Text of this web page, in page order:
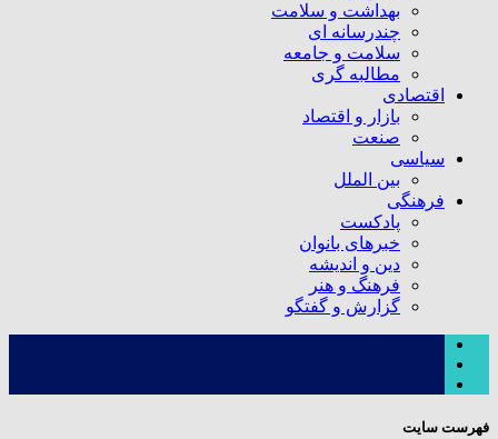
بهداشت و سلامت
چندرسانه ای
سلامت و جامعه
مطالبه گری
اقتصادی
بازار و اقتصاد
صنعت
سیاسی
بین الملل
فرهنگی
پادکست
خبرهای بانوان
دین و اندیشه
فرهنگ و هنر
گزارش و گفتگو
فهرست سایت